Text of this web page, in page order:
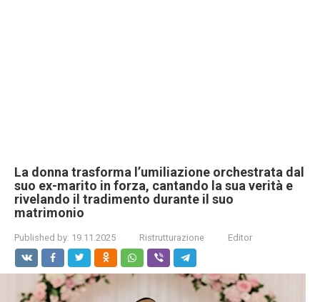
La donna trasforma l’umiliazione orchestrata dal
suo ex-marito in forza, cantando la sua verità e
rivelando il tradimento durante il suo
matrimonio
Published by: 19.11.2025 Ristrutturazione Editor